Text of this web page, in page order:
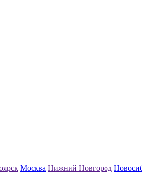
Москва Нижний Новгород